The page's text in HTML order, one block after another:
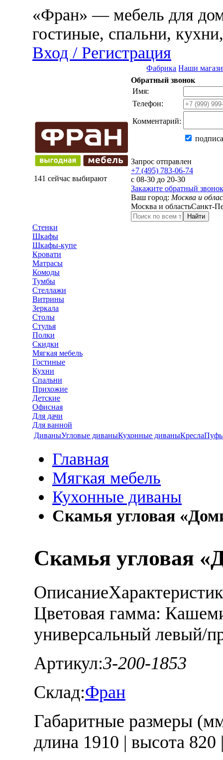
«Фран» — мебель для
гостиные, спальни,
Вход / Регистрация
Фабрика Наши
141 сейчас выбирают
Обратный звонок
Имя:
Телефон:
Комментарий:
Запрос отправлен
+7 (495) 783-06-74
с 08-30 до 20-30
Закажите обратный звонок
Ваш город: Москва и
Москва и областьСанкт-
Найти
Стенки
Шкафы
Шкафы-купе
Кровати
Матрасы
Комоды
Тумбы
Стеллажи
Витрины
Зеркала
Столы
Стулья
Полки
Скидки
Мягкая мебель
Гостиные
Кухни
Спальни
Прихожие
Детские
Офисная
Для дачи
Для ванной
ДиваныУгловые диваныКухонные диваныКресла
Главная
Мягкая мебель
Кухонные диваны
Скамья угловая
Скамья угловая
Описание
Цветовая гамма:
универсальный левый/
Артикул:3-200-1853
Склад:Фран
Габаритные размеры
длина 1910 | высота 820